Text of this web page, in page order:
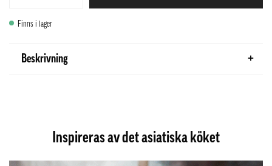
Finns i lager
Beskrivning
Inspireras av det asiatiska köket